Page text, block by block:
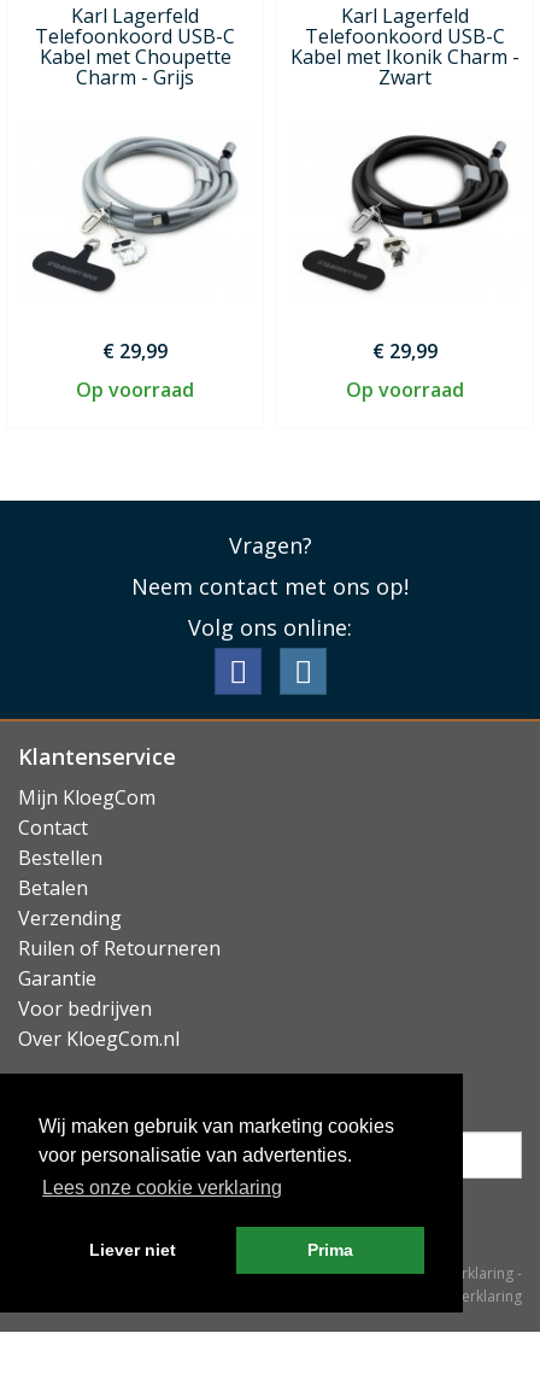
Wij maken gebruik van marketing cookies
voor personalisatie van advertenties.
Lees onze cookie verklaring
Liever niet Prima
Karl Lagerfeld
Telefoonkoord USB-C
Kabel met Choupette
Charm - Grijs
€ 29,99
Op voorraad
Karl Lagerfeld
Telefoonkoord USB-C
Kabel met Ikonik Charm -
Zwart
€ 29,99
Op voorraad
Vragen?
Neem contact met ons op!
Volg ons online:
Klantenservice
Mijn KloegCom
Contact
Bestellen
Betalen
Verzending
Ruilen of Retourneren
Garantie
Voor bedrijven
Over KloegCom.nl
Algemene voorwaarden-Cookieverklaring-
Privacyverklaring